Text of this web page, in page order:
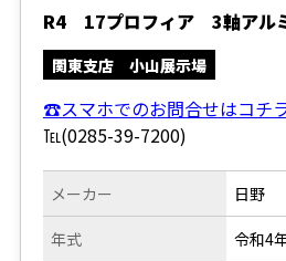
R4 17プロフィア 3軸アル
関東支店 小山展示場
☎スマホでのお問合せはコチ
℡(0285-39-7200)
メーカー
年式
日野
令和4